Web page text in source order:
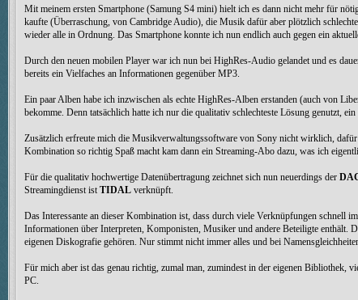
Mit meinem ersten Smartphone (Samung S4 mini) hielt ich es dann nicht mehr für
kaufte (Überraschung, von Cambridge Audio), die Musik dafür aber plötzlich
wieder alle in Ordnung. Das Smartphone konnte ich nun endlich auch gegen ein
Durch den neuen mobilen Player war ich nun bei HighRes-Audio gelandet und es
bereits ein Vielfaches an Informationen gegenüber MP3.
Ein paar Alben habe ich inzwischen als echte HighRes-Alben erstanden (auch von
bekomme. Denn tatsächlich hatte ich nur die qualitativ schlechteste Lösung genutzt,
Zusätzlich erfreute mich die Musikverwaltungssoftware von Sony nicht wirklich,
Kombination so richtig Spaß macht kam dann ein Streaming-Abo dazu, was ich
Für die qualitativ hochwertige Datenübertragung zeichnet sich nun neuerdings der
Streamingdienst istTIDAL verknüpft.
Das Interessante an dieser Kombination ist, dass durch viele Verknüpfungen schnell
Informationen über Interpreten, Komponisten, Musiker und andere Beteiligte enthält.
eigenen Diskografie gehören. Nur stimmt nicht immer alles und bei
Für mich aber ist das genau richtig, zumal man, zumindest in der eigenen Bibliothek,
PC.